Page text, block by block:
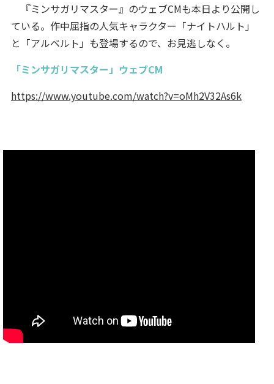
『ミンサガリマスター』のウェブCMも本日より公開し
ている。作中屈指の人気キャラクター「ナイトハルト」
と「アルベルト」も登場するので、お見逃しなく。
「ミンサガリマスター」ウェブCM
https://www.youtube.com/watch?v=oMh2V32As6k